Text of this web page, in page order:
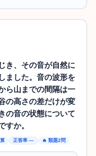
き、その音が自然に
ました。音の波形を
ら山までの間隔は一
の高さの差だけが変
の音の状態について
すか。
正答率 — 🔥 類題2問